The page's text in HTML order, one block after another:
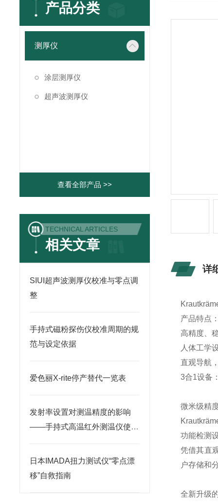
产品分类
测厚仪
涂层测厚仪
超声波测厚仪
查看全部产品 >>
TECHNICAL ARTICLES
相关文章
SIUI超声波测厚仪校准与零点调
整
手持式磁粉探伤仪校准周期的规
范与设定依据
爱色丽X-rite停产替代一览表
发射率设置对测温精度的影响
——手持式高温红外测温仪使用
日本IMADA扭力测试仪“零点漂
移”自救指南
详
产品特点
高精度、
人体工学
直观导航
3合1设备
微米级精
功能检测
凭借其直
户存储和
全新升级